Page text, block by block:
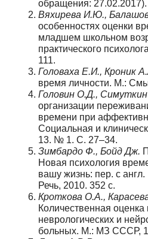
обращения: 27.02.2017).
Вяхирева И.Ю.,
особенностях оценки
младшем школьном
практического
111.
Головаха Е.И., Кроник
время личности. М.:
Головин О.Д., Симуткин
организации
времени при
Социальная и
13. № 1. С. 27–34.
Зимбардо Ф., Бойд Дж.
Новая психология
вашу жизнь: пер. с
Речь, 2010. 352 с.
Кроткова О.А.,
Количественная
неврологических и
больных. М.: МЗ СССР,